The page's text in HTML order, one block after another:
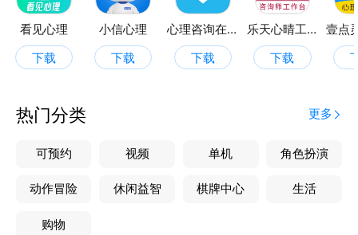
看见心理
下载
小信心理
下载
心理咨询在线
下载
乐天心晴工作台
下载
热门分类 更多
可预约 视频 单机 角色扮演
动作冒险 休闲益智 棋牌中心 生活
购物